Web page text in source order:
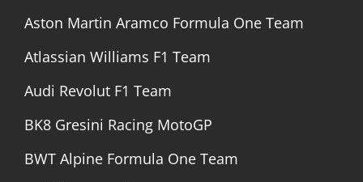
Aston Martin Aramco Formula One Team
Atlassian Williams F1 Team
Audi Revolut F1 Team
BK8 Gresini Racing MotoGP
BWT Alpine Formula One Team